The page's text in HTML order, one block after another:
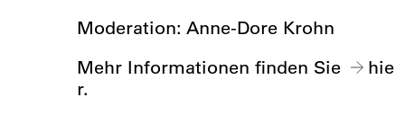
Moderation: Anne-Dore Krohn
Mehr Informationen finden Sie
hie
r.